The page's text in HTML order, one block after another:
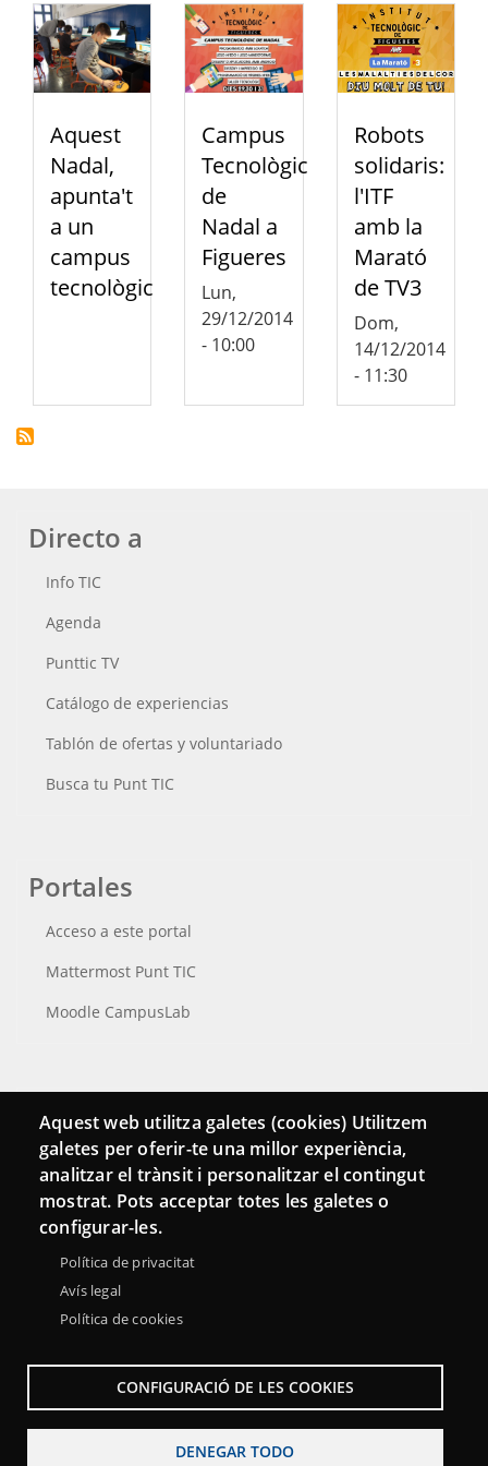
Aquest
Nadal,
apunta't
a un
campus
tecnològic
Campus
Tecnològic
de
Nadal a
Figueres
Lun,
29/12/2014
- 10:00
Robots
solidaris:
l'ITF
amb la
Marató
de TV3
Dom,
14/12/2014
- 11:30
Directo a
Info TIC
Agenda
Punttic TV
Catálogo de experiencias
Tablón de ofertas y voluntariado
Busca tu Punt TIC
Portales
Acceso a este portal
Mattermost Punt TIC
Moodle CampusLab
Conecta
Contacto
Hemeroteca
Aquest web utilitza galetes (cookies) Utilitzem
galetes per oferir-te una millor experiència,
analitzar el trànsit i personalitzar el contingut
mostrat. Pots acceptar totes les galetes o
configurar-les.
Política de privacitat
Avís legal
Política de cookies
CONFIGURACIÓ DE LES COOKIES
DENEGAR TODO